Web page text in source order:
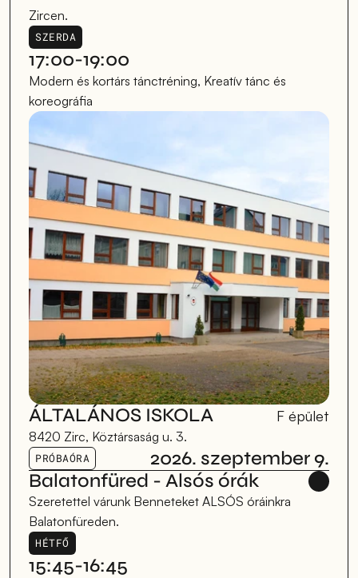
Zircen.
17:00-19:00
Modern és kortárs tánctréning, Kreatív tánc és
koreográfia
ÁLTALÁNOS ISKOLA F épület
8420 Zirc, Köztársaság u. 3.
SZERDA
PRÓBAÓRA
2026. szeptember 9.
Balatonfüred - Alsós órák
Szeretettel várunk Benneteket ALSÓS óráinkra
Balatonfüreden.
15:45-16:45
HÉTFŐ